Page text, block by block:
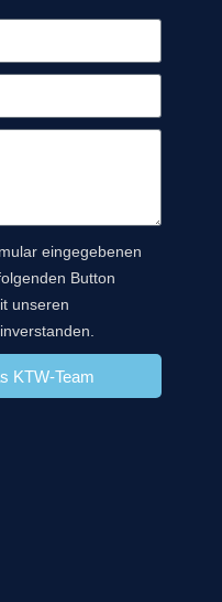
eingegebenen
Button
unseren
KTW-Team